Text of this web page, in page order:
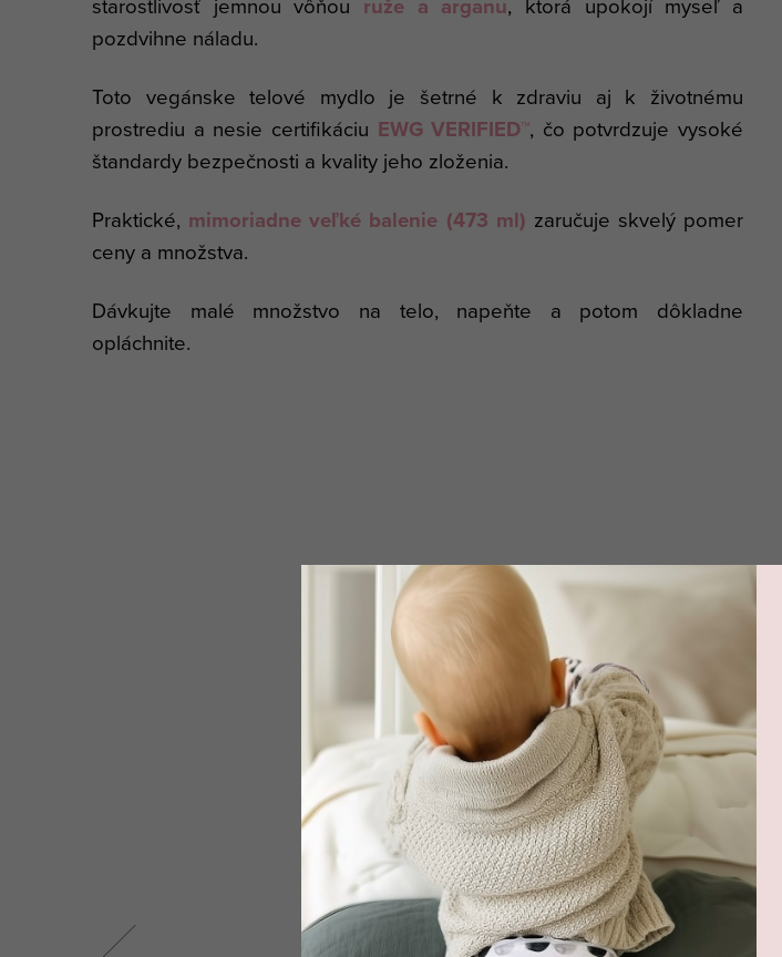
ruže a arganu
pozdvihne náladu.
Toto vegánske telové mydlo je šetrné k zdraviu aj k životnému
prostrediu a nesie certifikáciu EWG VERIFIED™, čo potvrdzuje vysoké
štandardy bezpečnosti a kvality jeho zloženia.
Praktické, mimoriadne veľké balenie (473 ml) zaručuje skvelý pomer
ceny a množstva.
Dávkujte malé množstvo na telo, napeňte a potom dôkladne
opláchnite.